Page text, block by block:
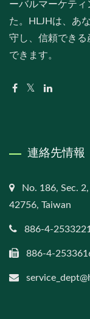
ーバルマーケテ
た。HLJHは、あ
守し、信頼でき
できます。
連絡先情報
No. 186, Sec.
42756, Taiwan
886-4-
886-4-